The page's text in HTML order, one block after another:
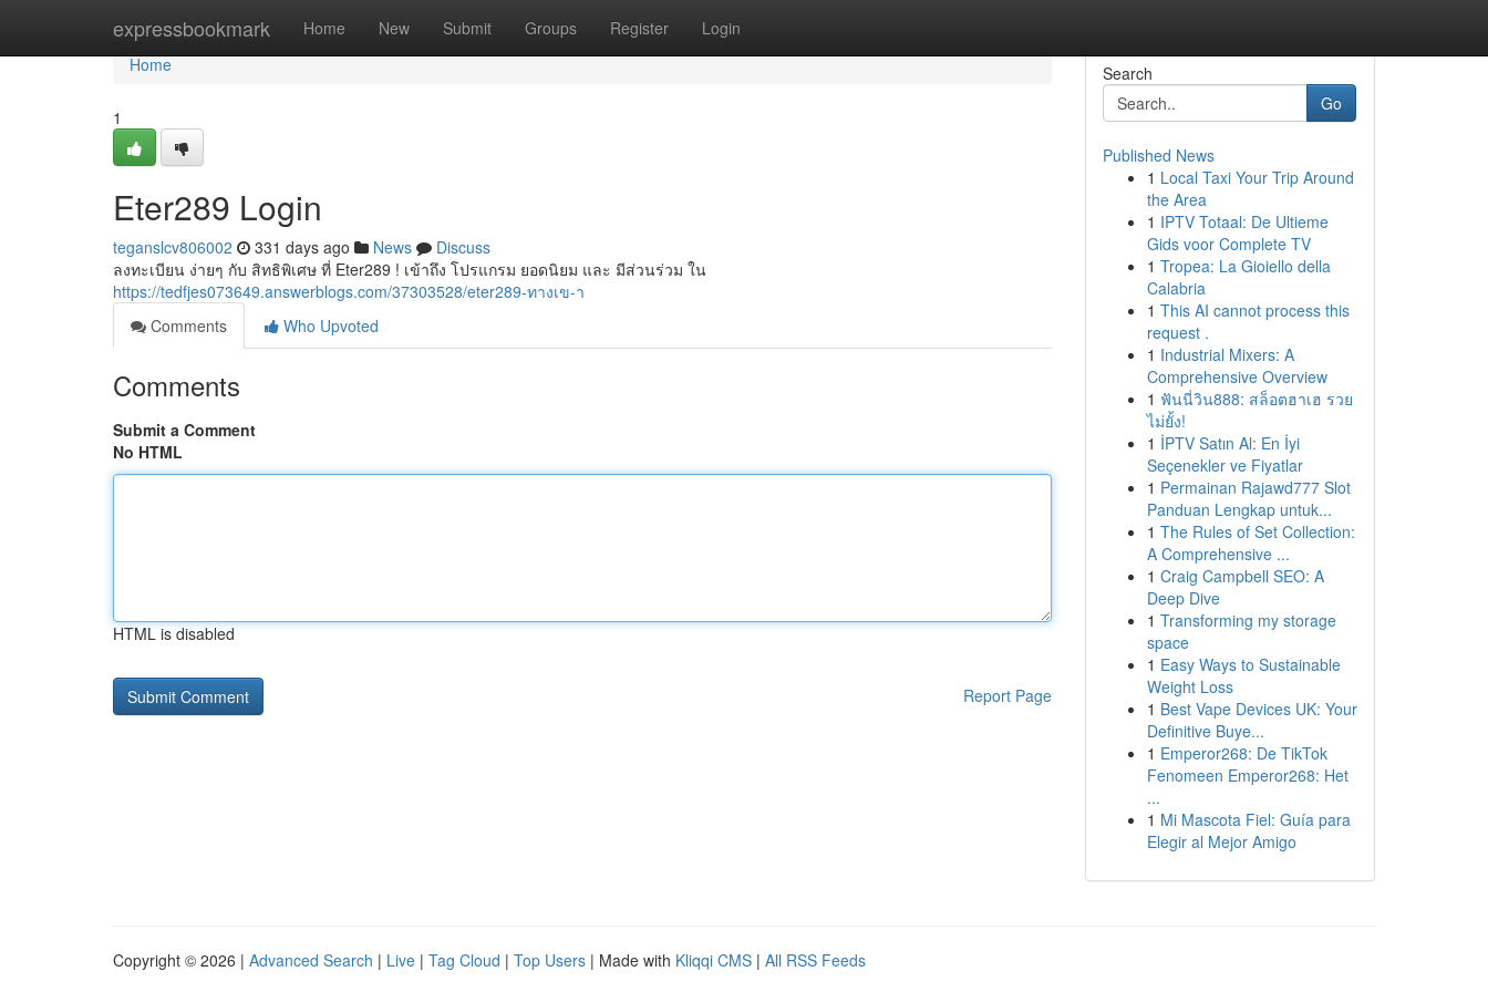
expressbookmark Home New Submit Groups Register Login
Home
Home
1
Eter289 Login
teganslcv806002 331 days ago News
Discuss
ลงทะเบียน ง่ายๆ กับ สิทธิพิเศษ ที่ Eter289 ! เข้าถึง โปรแกรม ยอดนิยม และ มีส่วนร่วม ใน
https://tedfjes073649.answerblogs.com/37303528/eter289-ทางเข-า
Comments
Who Upvoted
Comments
Submit a Comment
No HTML
HTML is disabled
Report Page
Search
Go
Published News
1 Local Taxi Your Trip Around
the Area
1 IPTV Totaal: De Ultieme
Gids voor Complete TV
1 Tropea: La Gioiello della
Calabria
1 This AI cannot process this
request .
1 Industrial Mixers: A
Comprehensive Overview
1 ฟันนี่วิน888: สล็อตฮาเฮ รวย
ไม่ยั้ง!
1 İPTV Satın Al: En İyi
Seçenekler ve Fiyatlar
1 Permainan Rajawd777 Slot
Panduan Lengkap untuk...
1 The Rules of Set Collection:
A Comprehensive ...
1 Craig Campbell SEO: A
Deep Dive
1 Transforming my storage
space
1 Easy Ways to Sustainable
Weight Loss
1 Best Vape Devices UK: Your
Definitive Buye...
1 Emperor268: De TikTok
Fenomeen Emperor268: Het
...
1 Mi Mascota Fiel: Guía para
Elegir al Mejor Amigo
Copyright © 2026 | Advanced Search | Live | Tag Cloud | Top Users | Made with Kliqqi CMS | All RSS Feeds